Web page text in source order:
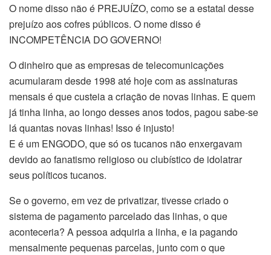
O nome disso não é PREJUÍZO, como se a estatal desse
prejuízo aos cofres públicos. O nome disso é
INCOMPETÊNCIA DO GOVERNO!
O dinheiro que as empresas de telecomunicações
acumularam desde 1998 até hoje com as assinaturas
mensais é que custeia a criação de novas linhas. E quem
já tinha linha, ao longo desses anos todos, pagou sabe-se
lá quantas novas linhas! Isso é injusto!
E é um ENGODO, que só os tucanos não enxergavam
devido ao fanatismo religioso ou clubístico de idolatrar
seus políticos tucanos.
Se o governo, em vez de privatizar, tivesse criado o
sistema de pagamento parcelado das linhas, o que
aconteceria? A pessoa adquiria a linha, e ia pagando
mensalmente pequenas parcelas, junto com o que